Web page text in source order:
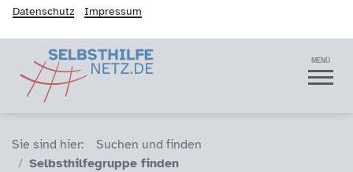
Datenschutz Impressum
Selbsthilfenetz
Navigation MENÜ
Sie sind hier (Breadcrumb)
Sie sind hier:
Suchen und finden
Selbsthilfegruppe finden